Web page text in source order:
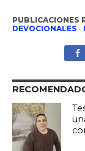
PUBLICACIONES
DEVOCIONALES-